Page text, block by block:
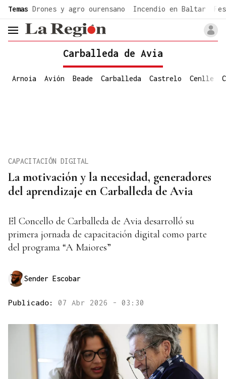
Temas Drones y agro ourensano Incendio en Baltar
header.menu.open
Carballeda de Avia
Arnoia Avión Beade Carballeda Castrelo Cenlle
La motivación y la necesidad, generadores
del aprendizaje en Carballeda de Avia
CAPACITACIÓN DIGITAL
El Concello de Carballeda de Avia desarrolló su
primera jornada de capacitación digital como parte
del programa “A Maiores”
Sender Escobar
Publicado: 07 Abr 2026 - 03:30